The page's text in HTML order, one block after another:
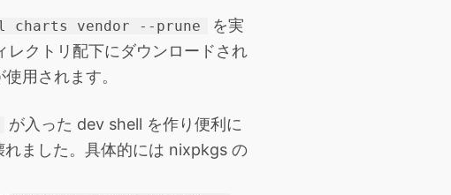
charts vendor --prune
を実
レクトリ配下にダウンロードされ
用されます。
が入った dev shell を作り便利に
れました。具体的には nixpkgs の